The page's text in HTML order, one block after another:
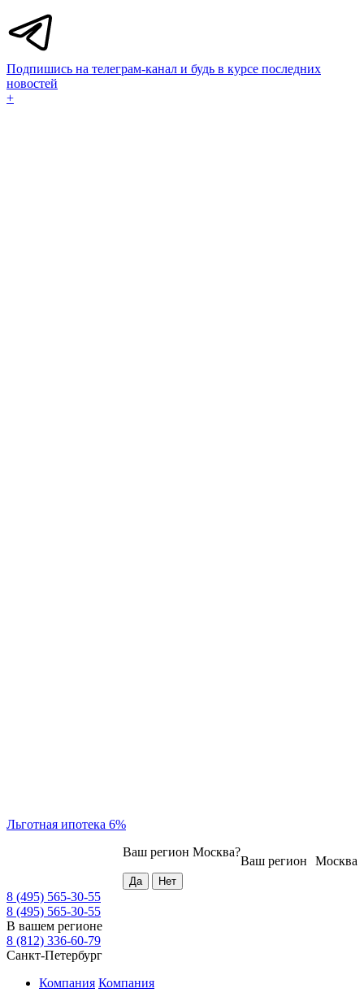
Подпишись на телеграм-канал и будь в курсе последних
новостей
+
Льготная ипотека 6%
Москва
Ваш регион
Ваш регион Москва?
8 (495) 565-30-55
8 (495) 565-30-55
В вашем регионе
8 (812) 336-60-79
Санкт-Петербург
Компания Компания